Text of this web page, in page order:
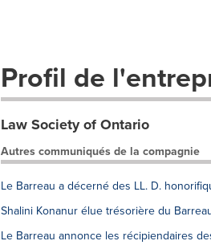
Profil de
Law Society of Ontario
Autres communiqués de la compagnie
Le Barreau a décerné des LL. D.
Shalini Konanur élue trésorière du
Le Barreau annonce les récipiendaires